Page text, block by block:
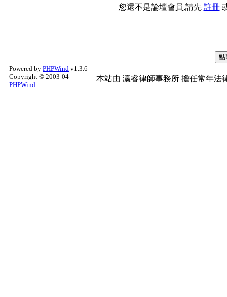
您還不是論壇會員,請先 註冊
Powered by PHPWind v1.3.6
Copyright © 2003-04
PHPWind
本站由 瀛睿律師事務所 擔任常年法